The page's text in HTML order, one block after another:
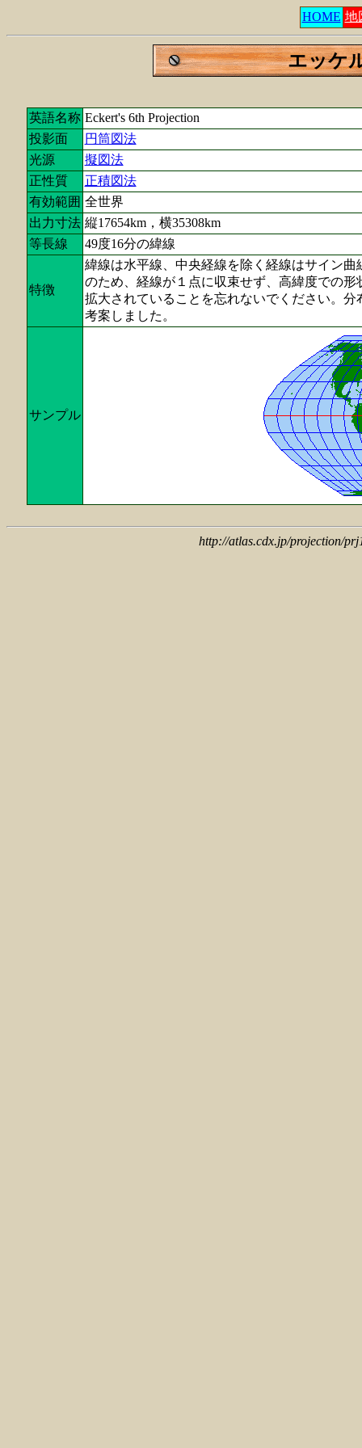
HOME 地
エッケ
英語名称 Eckert's 6th Projection
投影面
円筒図法
光源
擬図法
正性質
正積図法
有効範囲 全世界
出力寸法 縦17654km，横35308km
等長線
49度16分の緯線
特徴
緯線は水平線、中央経線を除く経線はサイン
のため、経線が１点に収束せず、高緯度での
拡大されていることを忘れないでください。
考案しました。
サンプル
http://atlas.cdx.jp/projection/